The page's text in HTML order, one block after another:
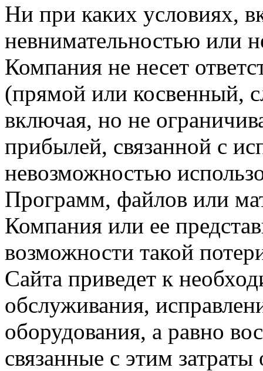
Ни при каких условиях,
невнимательностью или
Компания не несет
(прямой или косвенный,
включая, но не
прибылей, связанной с
невозможностью
Программ, файлов или
Компания или ее
возможности такой
Сайта приведет к
обслуживания,
оборудования, а равно
связанные с этим